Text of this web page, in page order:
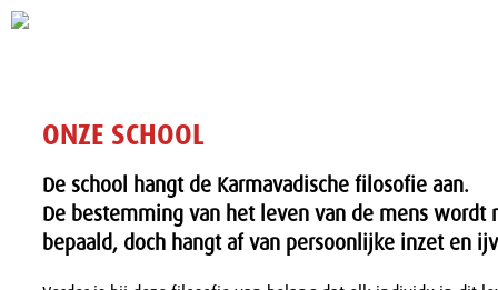
ONZE SCHOOL
De school hangt de Karmavadische filosofie aan.
De bestemming van het leven van de mens wordt
bepaald, doch hangt af van persoonlijke inzet en